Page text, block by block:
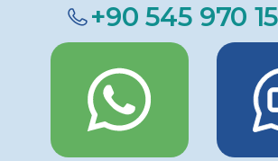
+90 545 970